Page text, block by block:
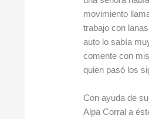
movimiento
trabajo con
auto lo sabía
comente con
quien pasó los
Con ayuda de
Alpa Corral a